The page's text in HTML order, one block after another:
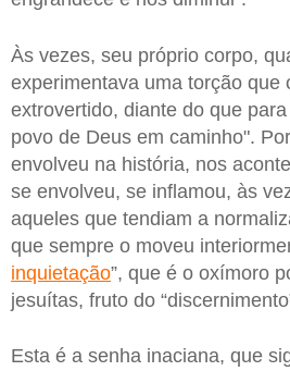
Às vezes, seu próprio corpo,
experimentava uma torção que
extrovertido, diante do que
povo de Deus em caminho".
envolveu na história, nos
se envolveu, se inflamou, às
aqueles que tendiam a
que sempre o moveu
inquietação”, que é o oxímoro
jesuítas, fruto do
Esta é a senha inaciana, que